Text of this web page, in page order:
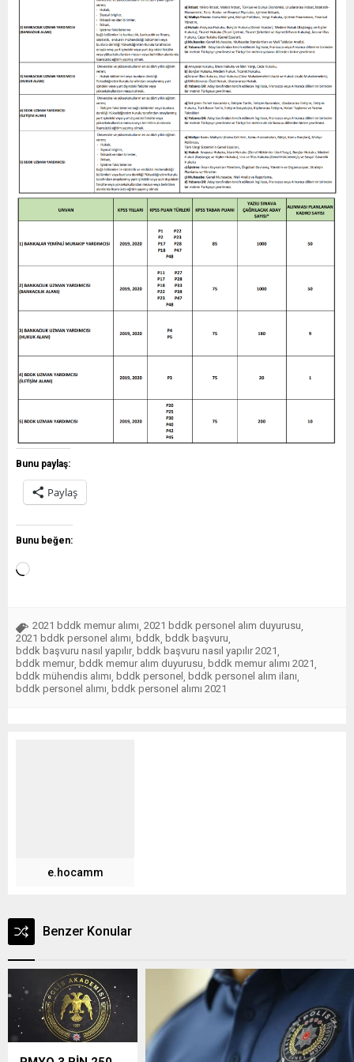
Bunu paylaş:
Paylaş
Bunu beğen:
2021 bddk memur alımı, 2021 bddk personel alım duyurusu,
2021 bddk personel alımı, bddk, bddk başvuru,
bddk başvuru nasıl yapılır, bddk başvuru nasıl yapılır 2021,
bddk memur, bddk memur alım duyurusu, bddk memur alımı 2021,
bddk mühendis alımı, bddk personel , bddk personel alım ilanı,
bddk personel alımı, bddk personel alımı 2021
e.hocamm
Benzer Konular